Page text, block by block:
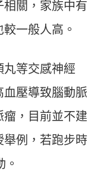
相關，家族中有
一般人高。
等交感神經
壓導致腦動脈
，目前並不建
舉例，若跑步時